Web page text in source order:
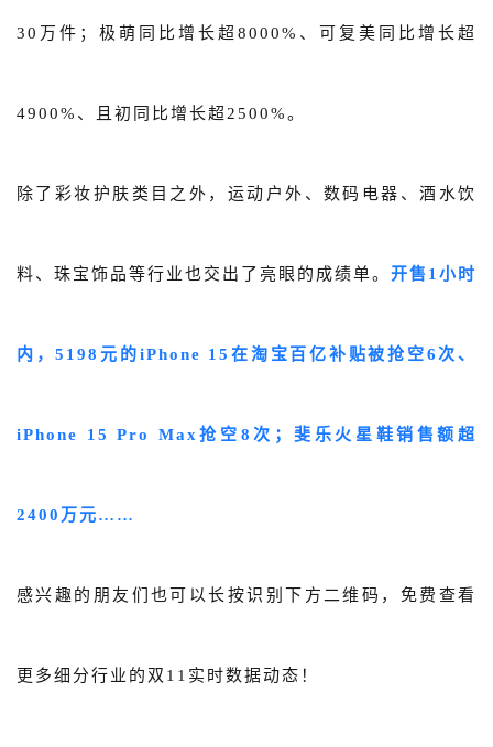
30万件；极萌同比增长超8000%、可复美同比增长超
4900%、且初同比增长超2500%。
除了彩妆护肤类目之外，运动户外、数码电器、酒水饮
料、珠宝饰品等行业也交出了亮眼的成绩单。 开售1小时
内，5198元的iPhone 15在淘宝百亿补贴被抢空6次、
iPhone 15 Pro Max抢空8次；斐乐火星鞋销售额超
2400万元……
感兴趣的朋友们也可以长按识别下方二维码，免费查看
更多细分行业的双11实时数据动态！